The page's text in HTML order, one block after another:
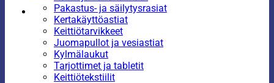
Pakastus- ja säilytysrasiat
Kertakäyttöastiat
Keittiötarvikkeet
Juomapullot ja vesiastiat
Kylmälaukut
Tarjottimet ja tabletit
Keittiötekstiilit